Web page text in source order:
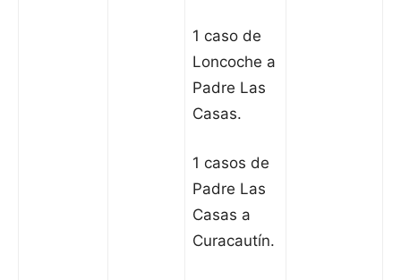
1 caso de
Loncoche a
Padre Las
Casas.
1 casos de
Padre Las
Casas a
Curacautín.